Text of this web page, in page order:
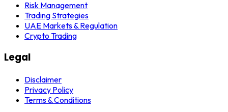
Risk Management
Trading Strategies
UAE Markets & Regulation
Crypto Trading
Legal
Disclaimer
Privacy Policy
Terms & Conditions